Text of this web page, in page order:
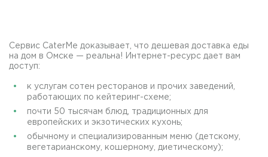
Сервис CaterMe доказывает, что дешевая доставка еды
на дом в Омске — реальна! Интернет-ресурс дает вам
доступ:
к услугам сотен ресторанов и прочих заведений,
работающих по кейтеринг-схеме;
почти 50 тысячам блюд, традиционных для
европейских и экзотических кухонь;
обычному и специализированным меню (детскому,
вегетарианскому, кошерному, диетическому);